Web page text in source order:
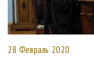
28 Февраль 2020